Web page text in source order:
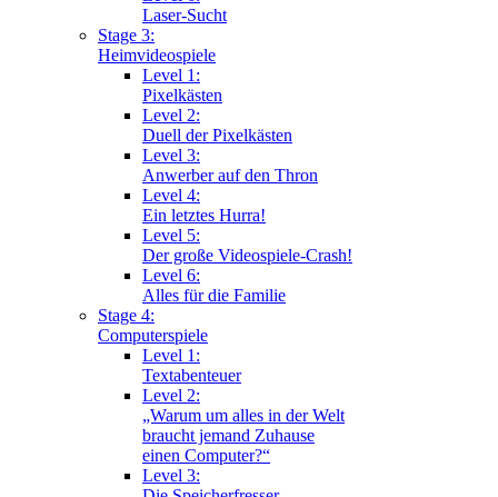
Laser-Sucht
Stage 3:
Heimvideospiele
Level 1:
Pixelkästen
Level 2:
Duell der Pixelkästen
Level 3:
Anwerber auf den Thron
Level 4:
Ein letztes Hurra!
Level 5:
Der große Videospiele-Crash!
Level 6:
Alles für die Familie
Stage 4:
Computerspiele
Level 1:
Textabenteuer
Level 2:
„Warum um alles in der Welt
braucht jemand Zuhause
einen Computer?“
Level 3: